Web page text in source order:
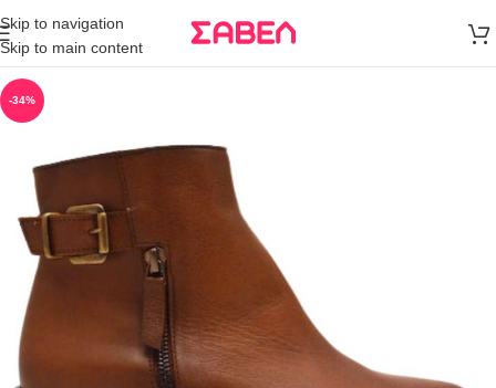
Skip to navigation
Skip to main content
άνω των 80€
Παραγγελία
-34%